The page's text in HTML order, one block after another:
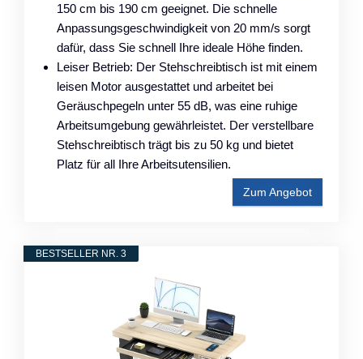
150 cm bis 190 cm geeignet. Die schnelle
Anpassungsgeschwindigkeit von 20 mm/s sorgt
dafür, dass Sie schnell Ihre ideale Höhe finden.
Leiser Betrieb: Der Stehschreibtisch ist mit einem
leisen Motor ausgestattet und arbeitet bei
Geräuschpegeln unter 55 dB, was eine ruhige
Arbeitsumgebung gewährleistet. Der verstellbare
Stehschreibtisch trägt bis zu 50 kg und bietet
Platz für all Ihre Arbeitsutensilien.
Zum Angebot
BESTSELLER NR. 3